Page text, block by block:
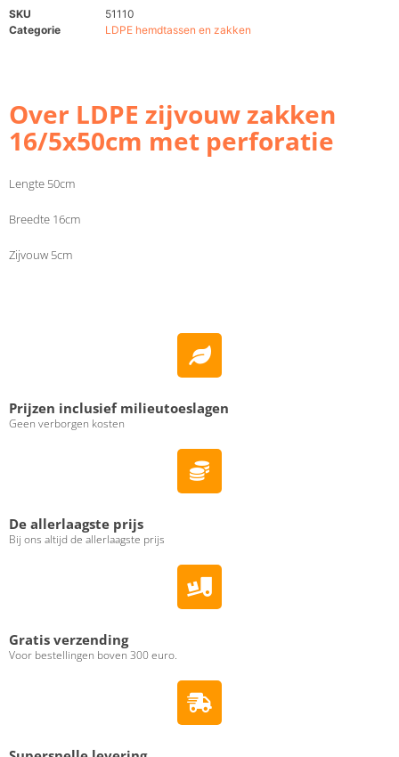
SKU
51110
Categorie
LDPE hemdtassen en zakken
Over LDPE zijvouw zakken
16/5x50cm met perforatie
Lengte 50cm
Breedte 16cm
Zijvouw 5cm
Prijzen inclusief milieutoeslagen
Geen verborgen kosten
De allerlaagste prijs
Bij ons altijd de allerlaagste prijs
Gratis verzending
Voor bestellingen boven 300 euro.